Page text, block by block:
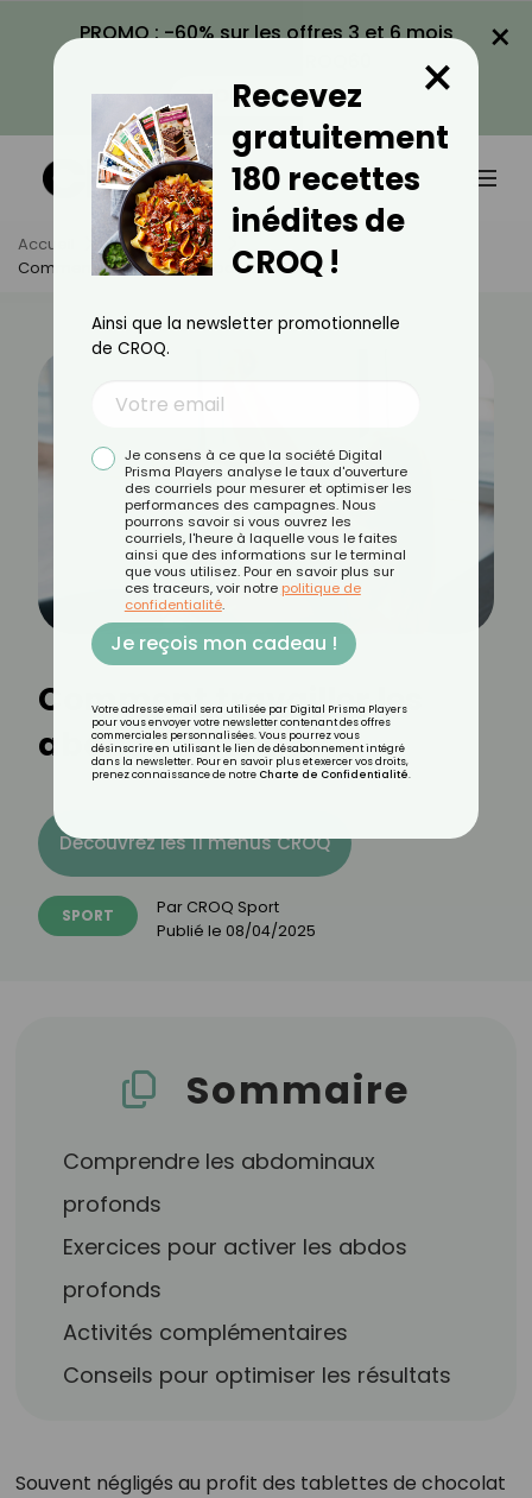
PROMO : -60% sur les offres 3 et 6 mois
VOIR LA PROMO
×
Accueil Actus
Sport
Comment Travailler Les Abdos Profonds ?
Comment travailler les
abdos profonds ?
Découvrez les 11 menus CROQ
SPORT Par CROQ Sport
Publié le 08/04/2025
Sommaire
Comprendre les abdominaux
profonds
Exercices pour activer les abdos
profonds
Activités complémentaires
Conseils pour optimiser les résultats
Souvent négligés au profit des tablettes de chocolat
Recevez
gratuitement
180 recettes
inédites de
CROQ !
×
Ainsi que la newsletter promotionnelle
de CROQ.
Je consens à ce que la société Digital
Prisma Players analyse le taux d'ouverture
des courriels pour mesurer et optimiser les
performances des campagnes. Nous
pourrons savoir si vous ouvrez les
courriels, l'heure à laquelle vous le faites
ainsi que des informations sur le terminal
que vous utilisez. Pour en savoir plus sur
ces traceurs, voir notre politique de
confidentialité.
Je reçois mon cadeau !
Votre adresse email sera utilisée par Digital Prisma Players
pour vous envoyer votre newsletter contenant des offres
commerciales personnalisées. Vous pourrez vous
désinscrire en utilisant le lien de désabonnement intégré
dans la newsletter. Pour en savoir plus et exercer vos droits,
prenez connaissance de notre Charte de Confidentialité.